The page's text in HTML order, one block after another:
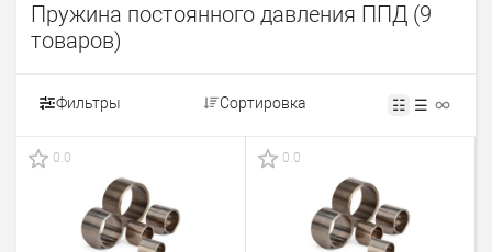
Пружина постоянного давления ППД (9
товаров)
Фильтры Сортировка ☷ ☰
0.0 0.0